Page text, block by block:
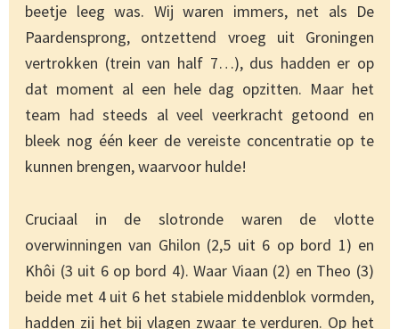
beetje leeg was. Wij waren immers, net als De
Paardensprong, ontzettend vroeg uit Groningen
vertrokken (trein van half 7…), dus hadden er op
dat moment al een hele dag opzitten. Maar het
team had steeds al veel veerkracht getoond en
bleek nog één keer de vereiste concentratie op te
kunnen brengen, waarvoor hulde!
Cruciaal in de slotronde waren de vlotte
overwinningen van Ghilon (2,5 uit 6 op bord 1) en
Khôi (3 uit 6 op bord 4). Waar Viaan (2) en Theo (3)
beide met 4 uit 6 het stabiele middenblok vormden,
hadden zij het bij vlagen zwaar te verduren. Op het